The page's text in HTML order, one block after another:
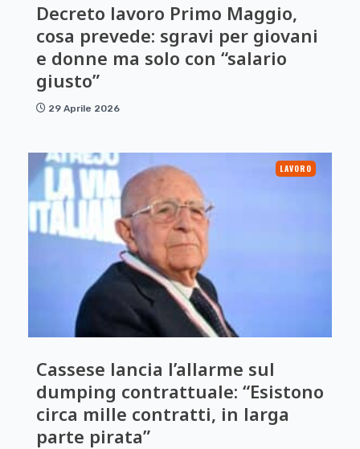
Decreto lavoro Primo Maggio,
cosa prevede: sgravi per giovani
e donne ma solo con “salario
giusto”
29 Aprile 2026
LAVORO
Cassese lancia l’allarme sul
dumping contrattuale: “Esistono
circa mille contratti, in larga
parte pirata”